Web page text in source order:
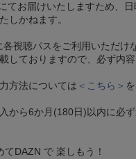
てお届けいたしますため、
しかねます。
視聴パスをご利用いただけ
しておりますので、必ず内
方法については ＜こちら＞
から6か月(180日)以内に必
DAZN で 楽しもう！